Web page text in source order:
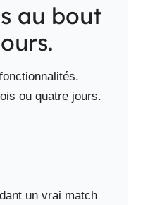
au bout
ou quatre jours.
un vrai match